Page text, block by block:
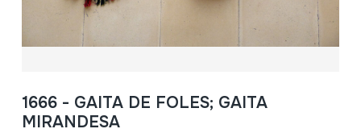
1666 - GAITA DE FOLES; GAITA
MIRANDESA